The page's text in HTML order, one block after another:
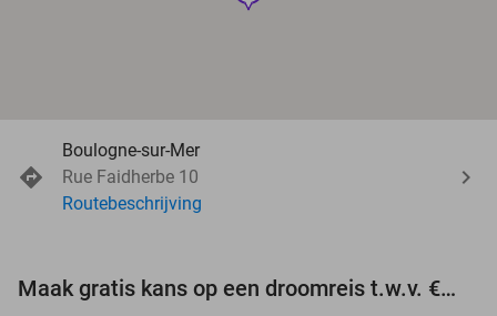
Boulogne-sur-Mer
Rue Faidherbe 10
Routebeschrijving
Maak gratis kans op een droomreis t.w.v. €3.000!